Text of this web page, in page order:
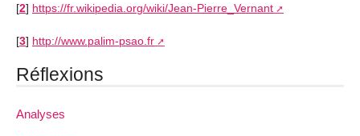
[2] https://fr.wikipedia.org/wiki/Jean-Pierre_Vernant
[3] http://www.palim-psao.fr
Réflexions
Analyses